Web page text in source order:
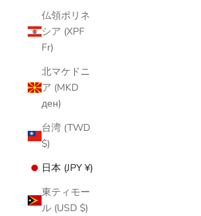
仏領ポリネ
シア (XPF
Fr)
北マケドニ
ア (MKD
ден)
台湾 (TWD
$)
日本 (JPY ¥)
東ティモー
ル (USD $)